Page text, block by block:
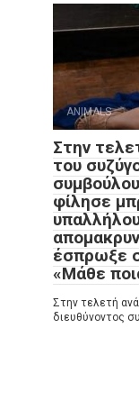
ANIMALS
Στην
του
φίλησε
έσπρωξε
«Μάθε
Στην τελετή
διευθύνοντος